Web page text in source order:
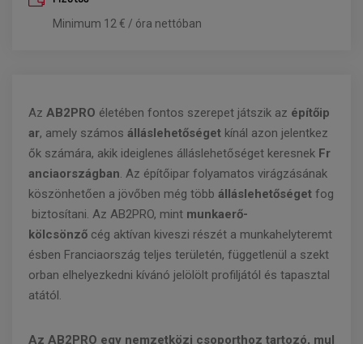
Minimum 12 € / óra nettóban
Az AB2PRO életében fontos szerepet játszik az építőip
ar, amely számos álláslehetőséget kínál azon jelentkez
ők számára, akik ideiglenes álláslehetőséget keresnek Fr
anciaországban. Az építőipar folyamatos virágzásának
köszönhetően a jövőben még több álláslehetőséget fog
biztosítani. Az AB2PRO, mint munkaerő-
kölcsönző cég aktívan kiveszi részét a munkahelyteremt
ésben Franciaország teljes területén, függetlenül a szekt
orban elhelyezkedni kívánó jelölölt profiljától és tapasztal
atától.
Az AB2PRO egy nemzetközi csoporthoz tartozó, mul